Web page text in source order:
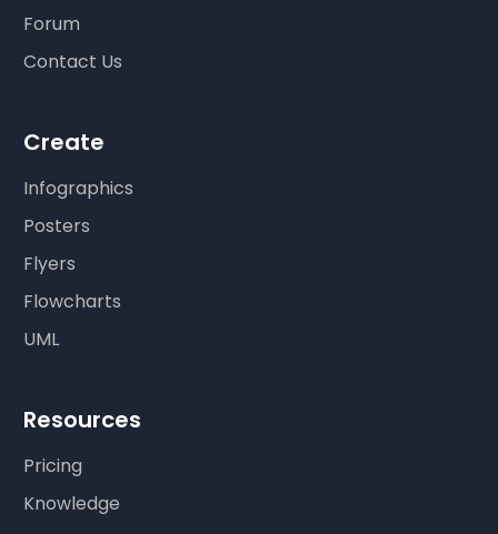
Forum
Contact Us
Create
Infographics
Posters
Flyers
Flowcharts
UML
Resources
Pricing
Knowledge